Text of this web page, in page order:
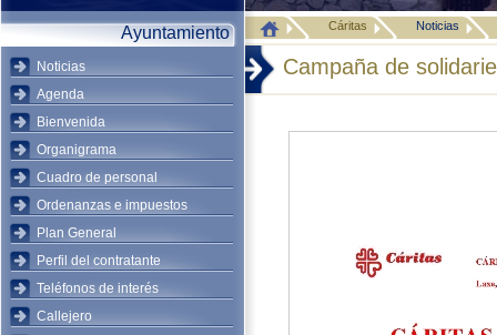
Ayuntamiento
Noticias
Agenda
Bienvenida
Organigrama
Cuadro de personal
Ordenanzas e impuestos
Plan General
Perfil del contratante
Teléfonos de interés
Callejero
Cáritas Noticias
Campaña de